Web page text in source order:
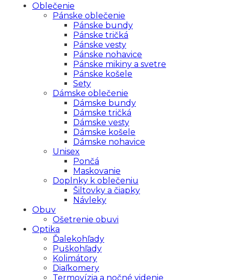
Oblečenie
Pánske oblečenie
Pánske bundy
Pánske tričká
Pánske vesty
Pánske nohavice
Pánske mikiny a svetre
Pánske košele
Sety
Dámske oblečenie
Dámske bundy
Dámske tričká
Dámske vesty
Dámske košele
Dámske nohavice
Unisex
Pončá
Maskovanie
Doplnky k oblečeniu
Šiltovky a čiapky
Návleky
Obuv
Ošetrenie obuvi
Optika
Ďalekohľady
Puškohľady
Kolimátory
Diaľkomery
Termovízia a nočné videnie